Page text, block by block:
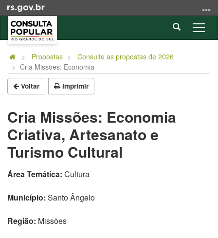
para
conteúdo
para
menu
para
busca
a
Abrir
a
Início
conteúdo
Propostas
Consulte as propostas de 2026
Cria Missões: Economia
Voltar Imprimir
Cria Missões: Economia
Criativa, Artesanato e
Turismo Cultural
Área Temática: Cultura
Município: Santo Ângelo
Região: Missões